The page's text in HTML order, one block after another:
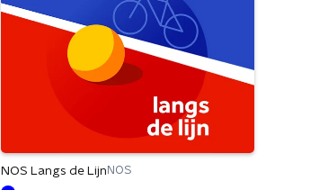
NOS Langs de Lijn NOS